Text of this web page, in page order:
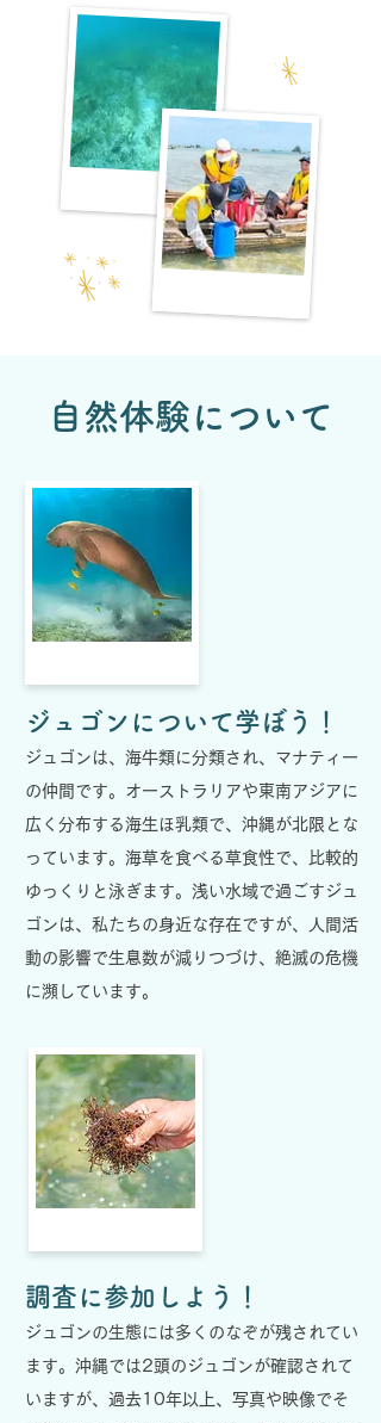
自然体験について
ジュゴンについて学ぼう！
ジュゴンは、海牛類に分類され、マナティー
の仲間です。オーストラリアや東南アジアに
広く分布する海生ほ乳類で、沖縄が北限とな
っています。海草を食べる草食性で、比較的
ゆっくりと泳ぎます。 浅い水域で過ごすジュ
ゴンは、私たちの身近な存在ですが、人間活
動の影響で生息数が減りつづけ、絶滅の危機
に瀕しています。
調査に参加しよう！
ジュゴンの生態には多くのなぞが残されてい
ます。沖縄では2頭のジュゴンが確認されて
いますが、過去10年以上、写真や映像でそ